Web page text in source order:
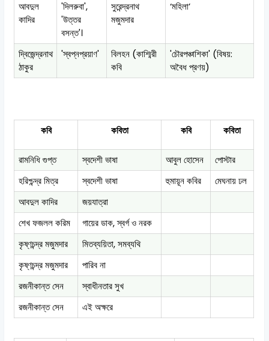
আবদুল
কাদির
'দিলরুবা',
'উত্তর
বসন্ত'।
সুরেন্দ্রনাথ
মজুমদার
‘মহিলা’
দ্বিজেন্দ্রনাথ
ঠাকুর
'স্বপ্নপ্রয়াণ'
বিলহন (কাশ্মিরী
কবি
'চৌরপঞ্চাশিকা' (বিষয়:
অবৈধ প্রণয়)
কবি কবিতা কবি কবিতা
রামনিধি গুপ্ত স্বদেশী ভাষা আবুল হোসেন
পোস্টার
হরিশ্চন্দ্র মিত্র
স্বদেশী ভাষা হুমায়ূন কবির
মেঘনায় ঢল
আবদুল কাদির
জয়যাত্রা
শেখ ফজলল করিম
গায়ের ডাক, স্বর্গ ও নরক
কৃষ্ণচন্দ্র মজুমদার
মিতব্যয়িতা, সমব্যথি
কৃষ্ণচন্দ্র মজুমদার
পারিব না
রজনীকান্ত সেন
স্বাধীনতার সুখ
রজনীকান্ত সেন
এই অক্ষরে